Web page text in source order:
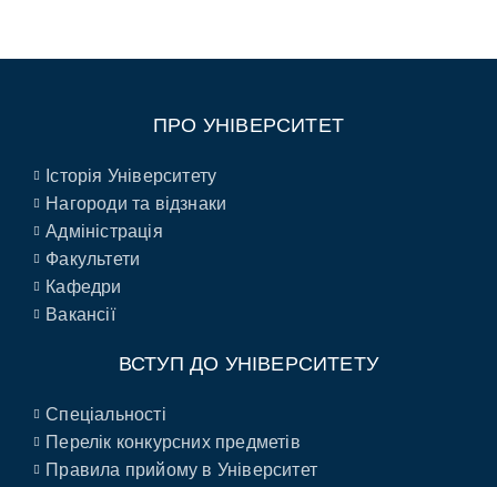
ПРО УНІВЕРСИТЕТ
Історія Університету
Нагороди та відзнаки
Адміністрація
Факультети
Кафедри
Вакансії
ВСТУП ДО УНІВЕРСИТЕТУ
Спеціальності
Перелік конкурсних предметів
Правила прийому в Університет